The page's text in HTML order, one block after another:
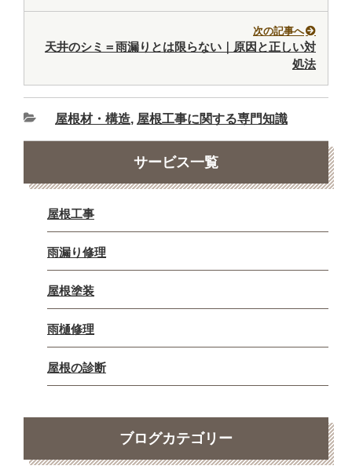
次の記事へ
天井のシミ＝雨漏りとは限らない｜原因と正しい対
処法
屋根材・構造, 屋根工事に関する専門知識
サービス一覧
屋根工事
雨漏り修理
屋根塗装
雨樋修理
屋根の診断
ブログカテゴリー